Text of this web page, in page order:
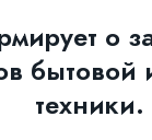
о
бытовой
техники.